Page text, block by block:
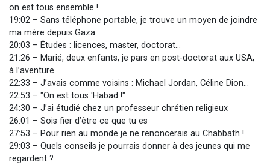
on est tous ensemble !
19:02 – Sans téléphone portable, je trouve un moyen de joindre
ma mère depuis Gaza
20:03 – Études : licences, master, doctorat…
21:26 – Marié, deux enfants, je pars en post-doctorat aux USA,
à l’aventure
22:33 – J’avais comme voisins : Michael Jordan, Céline Dion…
22:53 – "On est tous 'Habad !"
24:30 – J’ai étudié chez un professeur chrétien religieux
26:01 – Sois fier d’être ce que tu es
27:53 – Pour rien au monde je ne renoncerais au Chabbath !
29:03 – Quels conseils je pourrais donner à des jeunes qui me
regardent ?